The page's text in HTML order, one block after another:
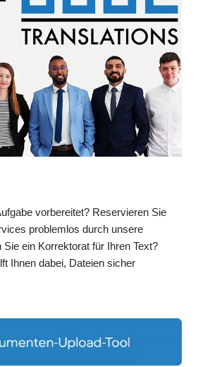
vorbereitet? Reservieren Sie
problemlos durch unsere
Sie ein Korrektorat für Ihren Text?
Ihnen dabei, Dateien sicher